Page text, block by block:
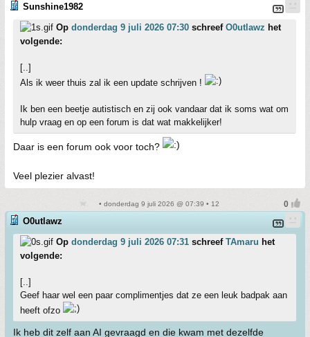
Sunshine1982
Op donderdag 9 juli 2026 07:30 schreef O0utlawz het
volgende:
[..]
Als ik weer thuis zal ik een update schrijven !
Ik ben een beetje autistisch en zij ook vandaar dat ik soms wat om
hulp vraag en op een forum is dat wat makkelijker!
Daar is een forum ook voor toch?
Veel plezier alvast!
• donderdag 9 juli 2026 @ 07:39 • 12
O0utlawz
Op donderdag 9 juli 2026 07:31 schreef TAmaru het
volgende:
[..]
Geef haar wel een paar complimentjes dat ze een leuk badpak aan
heeft ofzo
Ik heb dit zelf aan AI gevraagd en die kwam met dezelfde